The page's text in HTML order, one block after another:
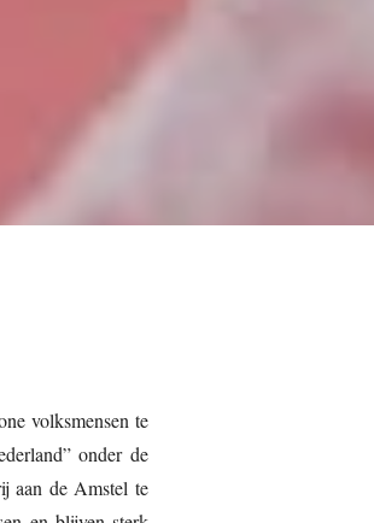
volksmensen te
onder de
aan de Amstel te